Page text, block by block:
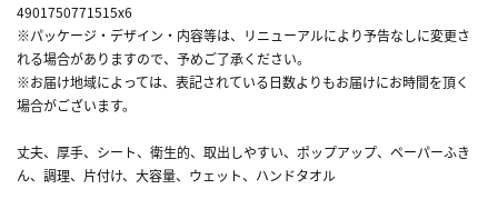
4901750771515x6
※パッケージ・デザイン・内容等は、リニューアルにより予告なしに変更さ
れる場合がありますので、予めご了承ください。
※お届け地域によっては、表記されている日数よりもお届けにお時間を頂く
場合がございます。
丈夫、厚手、シート、衛生的、取出しやすい、ポップアップ、ペーパーふき
ん、調理、片付け、大容量、ウェット、ハンドタオル